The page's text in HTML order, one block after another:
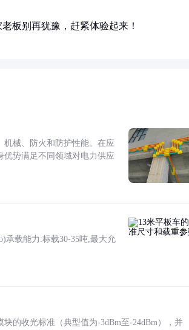
板别再犹豫，赶紧体验起来！
械、防火和防护性能。在应
优势满足不同领域对电力供应
承载能力:标载30-35吨,最大允
的收光标准（典型值为-3dBm至-24dBm），并